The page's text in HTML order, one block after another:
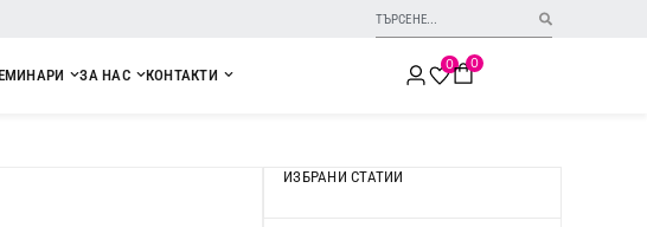
ЗА НАС КОНТАКТИ
0 0
ИЗБРАНИ СТАТИИ